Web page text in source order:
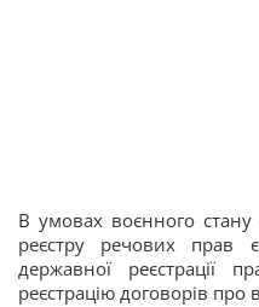
В умовах воєнного
реєстру речових прав
державної реєстрації
реєстрацію договорів